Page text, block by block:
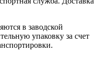
в заводской
упаковку за счет